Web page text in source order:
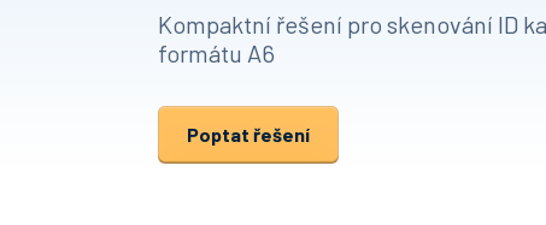
Kompaktní řešení pro skenování ID
formátu A6
Poptat řešení